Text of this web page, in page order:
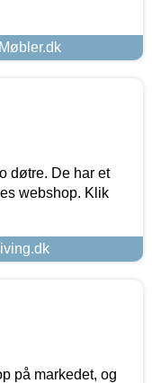
døtre. De har et
webshop. Klik
på markedet, og